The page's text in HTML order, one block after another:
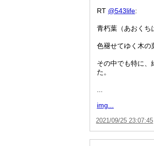
RT @543life:
青朽葉（あおくち
色褪せてゆく木の
その中でも特に、
た。
img...
2021/09/25 23:07:45